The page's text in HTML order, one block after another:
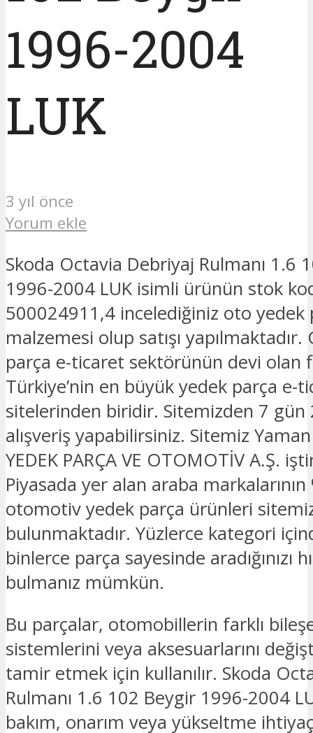
1996-2004
LUK
3 yıl önce
Yorum ekle
Skoda Octavia Debriyaj Rulmanı 1.6
1996-2004 LUK isimli ürünün stok
500024911,4 incelediğiniz oto yedek
malzemesi olup satışı
parça e-ticaret sektörünün devi olan
Türkiye’nin en büyük yedek parça e-
sitelerinden biridir. Sitemizden 7 gün
alışveriş yapabilirsiniz. Sitemiz
YEDEK PARÇA VE OTOMOTİV A.Ş.
Piyasada yer alan araba markalarının
otomotiv yedek parça ürünleri
bulunmaktadır. Yüzlerce kategori
binlerce parça sayesinde aradığınızı
bulmanız mümkün.
Bu parçalar, otomobillerin farklı
sistemlerini veya aksesuarlarını
tamir etmek için kullanılır. Skoda
Rulmanı 1.6 102 Beygir 1996-2004
bakım, onarım veya yükseltme